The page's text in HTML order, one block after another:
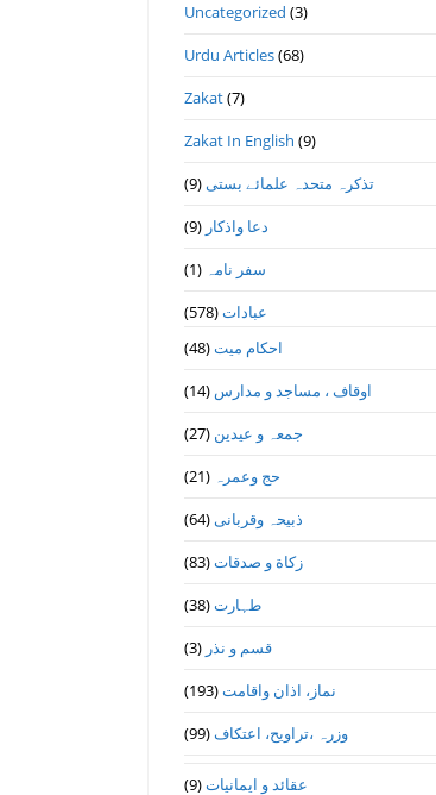
Uncategorized (3)
Urdu Articles(68)
Zakat(7)
Zakat In English (9)
تذكرہ متحدہ علمائے بستى(9)
دعا واذكار (9)
سفر نامہ (1)
عبادات(578)
احکام میت(48)
اوقاف ، مساجد و مدارس (14)
جمعہ و عیدین (27)
حج وعمرہ (21)
ذبیحہ وقربانی(64)
زکاة و صدقات(83)
طہارت(38)
قسم و نذر (3)
نماز، اذان واقامت(193)
وزرہ ،تراويح، اعتكاف(99)
عقائد و ایمانیات(9)